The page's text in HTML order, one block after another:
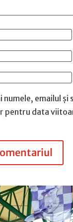
numele, emailul și
pentru data